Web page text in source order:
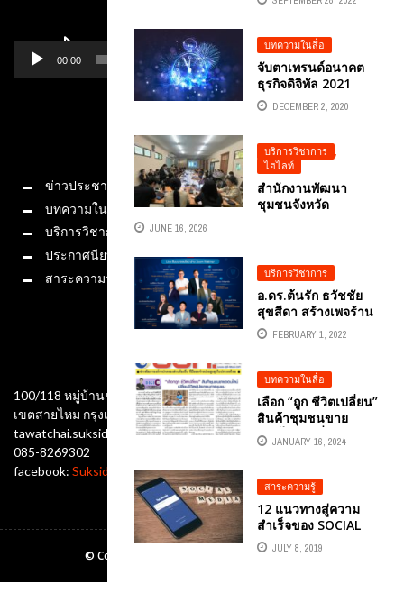
สู่ผู้นำด้าน ONE
บทความในสื่อ
จับตาเทรนด์อนาคต
ธุรกิจดิจิทัล 2021
DECEMBER 2, 2020
บริการวิชาการ
,
ไฮไลท์
สำนักงานพัฒนา
ชุมชนจังหวัด
สารสนเทศชุมชน”
ขับเคลื่อนตำบล
ชัยมงคลสู่ยุคดิจิทัล
โดยได้เชิญ อ.ดร.ต้น
รัก ธวัชชัย สุขสีดา
GENERATIVE AI ...
JUNE 16, 2026
บริการวิชาการ
อ.ดร.ต้นรัก ธวัชชัย
สุขสีดา สร้างเพจร้าน
ค้าออนไลน์ให้ดังหรือ
พังบน FACEBOOK
ค้า กระทรวงพาณิชย์
FEBRUARY 1, 2022
บทความในสื่อ
เลือก “ถูก ชีวิตเปลี่ยน”
สินค้าชุมชนขาย
ออนไลน์เปลี่ยนชีวิตผู้
ประกอบการชุมชน
JANUARY 16, 2024
สาระความรู้
12 แนวทางสู่ความ
สำเร็จของ SOCIAL
MEDIA
JULY 8, 2019
00:00 01:14
หมวดหมู่
ข่าวประชาสัมพันธ์
บทความในสื่อ
บริการวิชาการ
ประกาศนียบัตร
สาระความรู้
100/118 หมู่บ้านชัยพฤกษ์ ซอยออเงิน แขวงออเงิน
เขตสายไหม กรุงเทพมหานคร 10220
tawatchai.suksida@gmail.com
085-8269302
facebook: Suksida Tonrak Tawatchai
© Copyright Ajtonrak All rights reserved.2019